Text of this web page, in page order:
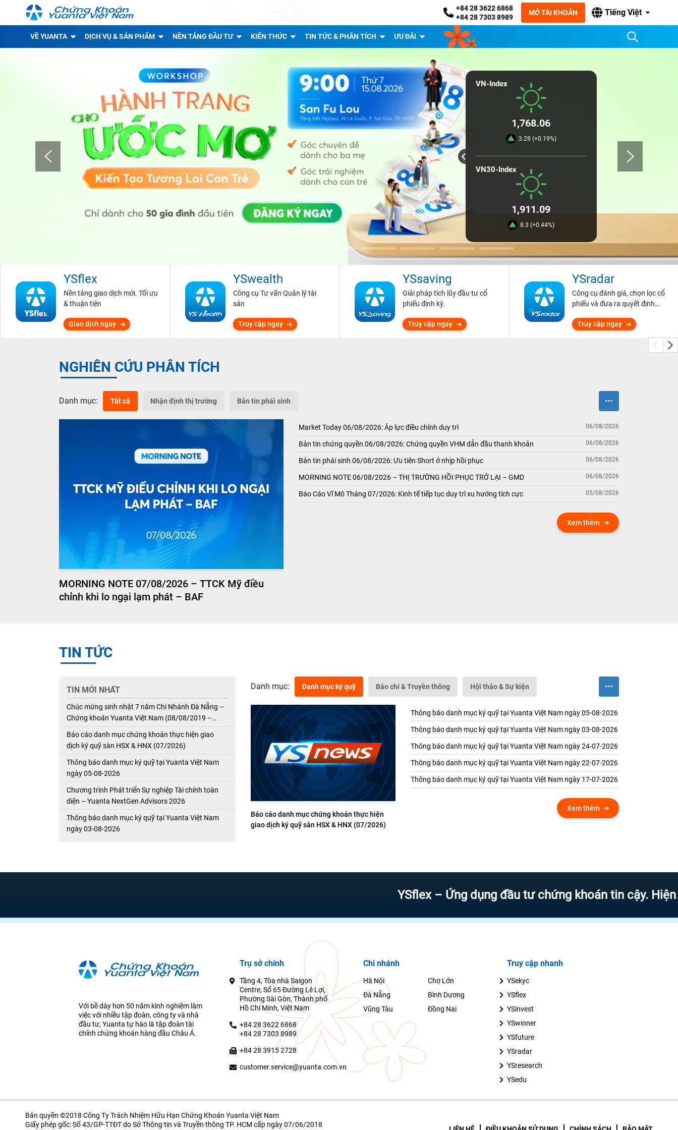
+84 28 3622 6868
+84 28 7303 8989
MỞ TÀI KHOẢN Tiếng Việt
VỀ YUANTA DỊCH VỤ & SẢN PHẨM NỀN TẢNG ĐẦU TƯ KIẾN THỨC TIN TỨC & PHÂN TÍCH ƯU ĐÃI
VN-Index
1,768.06
3.28 (+0.19%)
VN30-Index
1,911.09
8.3 (+0.44%)
YSflex
Nền tảng giao dịch mới. Tối ưu
& thuận tiện
Giao dịch ngay
YSwealth
Công cụ Tư vấn Quản lý tài
sản
Truy cập ngay
YSsaving
Giải pháp tích lũy đầu tư cổ
phiếu định kỳ.
Truy cập ngay
YSradar
Công cụ đánh giá, chọn lọc cổ
phiếu và đưa ra quyết định
Truy cập ngay
NGHIÊN CỨU PHÂN TÍCH
Danh mục: Tất cả Nhận định thị trường Bản tin phái sinh
MORNING NOTE 07/08/2026 – TTCK Mỹ điều
chỉnh khi lo ngại lạm phát – BAF
Market Today 06/08/2026: Áp lực điều chỉnh duy trì 06/08/2026
Bản tin chứng quyền 06/08/2026: Chứng quyền VHM dẫn đầu thanh khoản 06/08/2026
Bản tin phái sinh 06/08/2026: Ưu tiên Short ở nhịp hồi phục 06/08/2026
MORNING NOTE 06/08/2026 – THỊ TRƯỜNG HỒI PHỤC TRỞ LẠI – GMD 06/08/2026
Báo Cáo Vĩ Mô Tháng 07/2026: Kinh tế tiếp tục duy trì xu hướng tích cực 05/08/2026
Xem thêm
TIN TỨC
TIN MỚI NHẤT
Chúc mừng sinh nhật 7 năm Chi Nhánh Đà Nẵng –
Chứng khoán Yuanta Việt Nam (08/08/2019 –
Báo cáo danh mục chứng khoán thực hiện giao
dịch ký quỹ sàn HSX & HNX (07/2026)
Thông báo danh mục ký quỹ tại Yuanta Việt Nam
ngày 05-08-2026
Chương trình Phát triển Sự nghiệp Tài chính toàn
diện – Yuanta NextGen Advisors 2026
Thông báo danh mục ký quỹ tại Yuanta Việt Nam
ngày 03-08-2026
Danh mục: Danh mục ký quỹ Báo chí & Truyền thông Hội thảo & Sự kiện
Báo cáo danh mục chứng khoán thực hiện
giao dịch ký quỹ sàn HSX & HNX (07/2026)
Thông báo danh mục ký quỹ tại Yuanta Việt Nam ngày 05-08-2026
Thông báo danh mục ký quỹ tại Yuanta Việt Nam ngày 03-08-2026
Thông báo danh mục ký quỹ tại Yuanta Việt Nam ngày 24-07-2026
Thông báo danh mục ký quỹ tại Yuanta Việt Nam ngày 22-07-2026
Thông báo danh mục ký quỹ tại Yuanta Việt Nam ngày 17-07-2026
Xem thêm
YSflex – Ứng dụng đầu tư chứng khoán tin cậy. Hiện đại
Với bề dày hơn 50 năm kinh nghiệm làm
việc với nhiều tập đoàn, công ty và nhà
đầu tư, Yuanta tự hào là tập đoàn tài
chính chứng khoán hàng đầu Châu Á.
Trụ sở chính
Tầng 4, Tòa nhà Saigon
Centre, Số 65 Đường Lê Lợi,
Phường Sài Gòn, Thành phố
Hồ Chí Minh, Việt Nam
+84 28 3622 6868
+84 28 7303 8989
+84 28 3915 2728
customer.service@yuanta.com.vn
Chi nhánh
Hà Nội
Chợ Lớn
Đà Nẵng
Bình Dương
Vũng Tàu
Đồng Nai
Truy cập nhanh
YSekyc
YSflex
YSinvest
YSwinner
YSfuture
YSradar
YSresearch
YSedu
Bản quyền ©2018 Công Ty Trách Nhiệm Hữu Hạn Chứng Khoán Yuanta Việt Nam
Giấy phép gốc: Số 43/GP-TTĐT do Sở Thông tin và Truyền thông TP. HCM cấp ngày 07/06/2018